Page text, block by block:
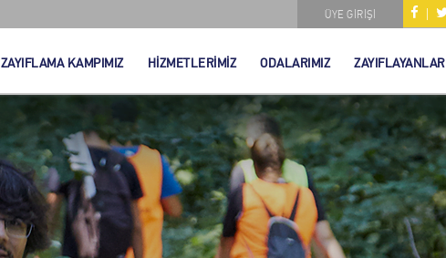
|
ÜYE GİRİŞİ
ZAYIFLAMA KAMPIMIZ HİZMETLERİMİZ ODALARIMIZ ZAYIFLAYANLAR